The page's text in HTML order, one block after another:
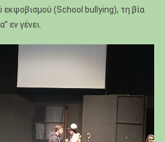
εκφοβισμού (School bullying), τη βία
εν γένει.